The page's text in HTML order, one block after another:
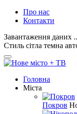
Про нас
Контакти
Завантаження даних
Стиль сітла темна
Головна
Міста
Покров